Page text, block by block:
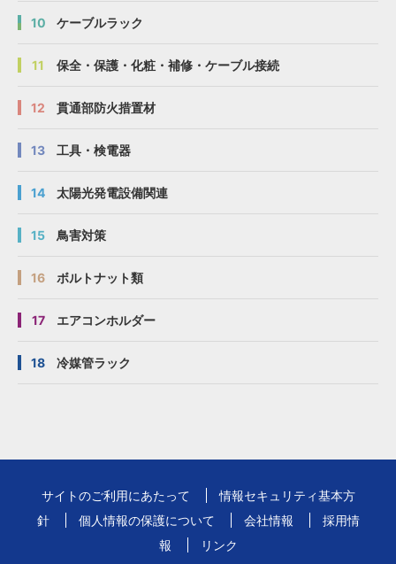
10 ケーブルラック
11 保全・保護・化粧・補修・ケーブル接続
12 貫通部防火措置材
13 工具・検電器
14 太陽光発電設備関連
15 鳥害対策
16 ボルトナット類
17 エアコンホルダー
18 冷媒管ラック
サイトのご利用にあたって
情報セキュリティ基本方
針
個人情報の保護について 会社情報
採用情
報
リンク